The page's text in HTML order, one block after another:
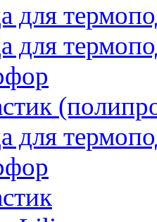
для
для
для